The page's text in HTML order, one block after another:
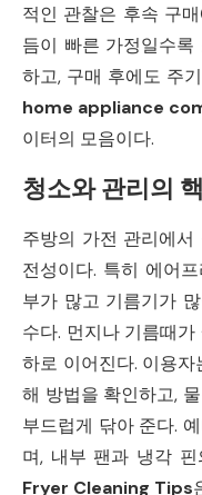
적인 관찰은 후속 구
듬이 빠른 가정일수
하고, 구매 후에도 주
home appliance
이터의 모음이다.
청소와 관리의
주방의 가전 관리에
전성이다. 특히 에어
부가 많고 기름기가
수다. 먼지나 기름때
하로 이어진다. 이용
해 방법을 확인하고,
부드럽게 닦아 준다.
며, 내부 팬과 냉각
Fryer Cleaning Tips